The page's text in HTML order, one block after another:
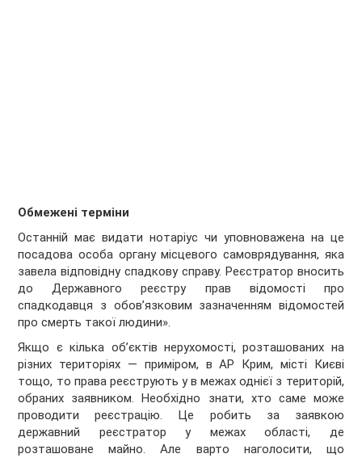
Обмежені терміни
Останній має видати нотаріус чи уповноважена на це
посадова особа органу місцевого самоврядування, яка
завела відповідну спадкову справу. Реєстратор вносить
до Державного реєстру прав відомості про
спадкодавця з обов’язковим зазначенням відомостей
про смерть такої людини».
Якщо є кілька об’єктів нерухомості, розташованих на
різних територіях — приміром, в АР Крим, місті Києві
тощо, то права реєструють у в межах однієї з територій,
обраних заявником. Необхідно знати, хто саме може
проводити реєстрацію. Це робить за заявкою
державний реєстратор у ме­жах області, де
розташоване майно. Але варто наголосити, що